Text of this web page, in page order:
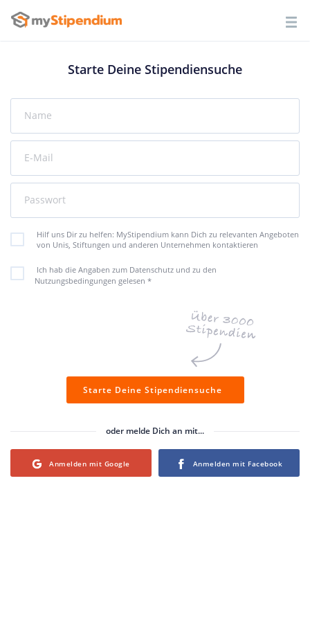
Starte Deine Stipendiensuche
Name
E-Mail
Passwort
Hilf uns Dir zu helfen: MyStipendium kann Dich zu relevanten Angeboten
von Unis, Stiftungen und anderen Unternehmen kontaktieren
Ich hab die Angaben zum Datenschutz und zu den
Nutzungsbedingungen gelesen *
Starte Deine Stipendiensuche
oder melde Dich an mit...
Login with Google Login with Facebook